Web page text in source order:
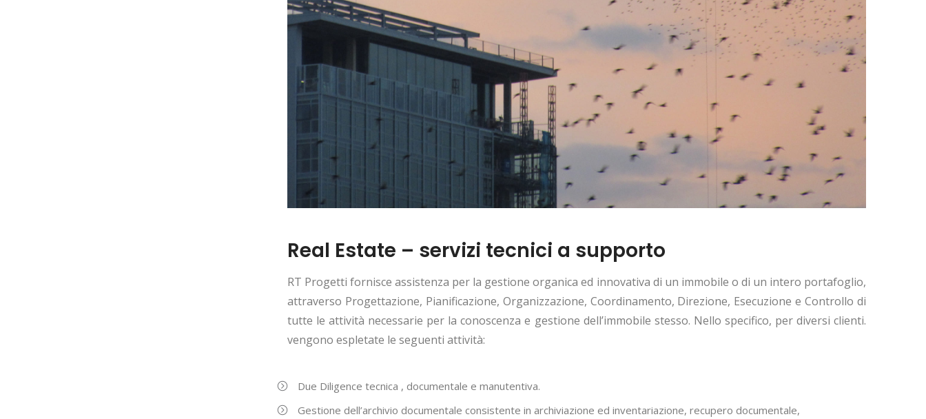
Real Estate – servizi tecnici a supporto
RT Progetti fornisce assistenza per la gestione organica ed innovativa di un immobile o di un intero portafoglio,
attraverso Progettazione, Pianificazione, Organizzazione, Coordinamento, Direzione, Esecuzione e Controllo di
tutte le attività necessarie per la conoscenza e gestione dell’immobile stesso. Nello specifico, per diversi clienti.
vengono espletate le seguenti attività:
Due Diligence tecnica , documentale e manutentiva.
Gestione dell’archivio documentale consistente in archiviazione ed inventariazione, recupero documentale,